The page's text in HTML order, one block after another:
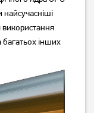
багатьох інших